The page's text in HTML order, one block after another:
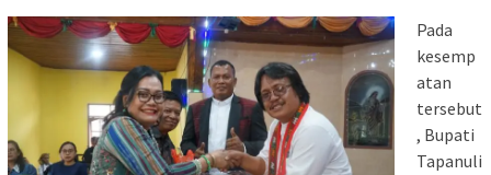
Pada
kesemp
atan
tersebut
, Bupati
Tapanuli